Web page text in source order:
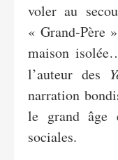
voler au
« Grand-Père
maison
l’auteur des
narration
le grand âge
sociales.